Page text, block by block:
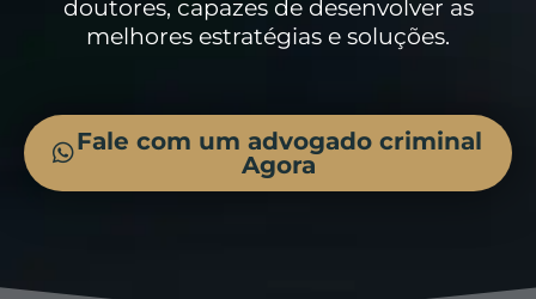
doutores, capazes de desenvolver as
melhores estratégias e soluções.
Fale com um advogado criminal
Agora